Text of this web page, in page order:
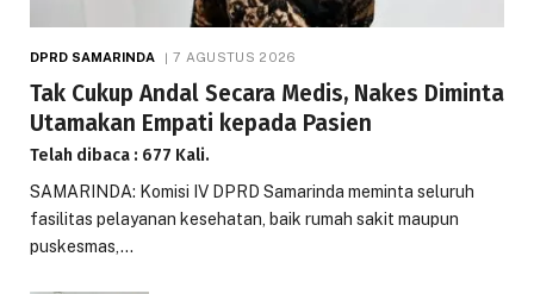
DPRD SAMARINDA 7 AGUSTUS 2026
Tak Cukup Andal Secara Medis, Nakes Diminta
Utamakan Empati kepada Pasien
Telah dibaca : 677 Kali.
SAMARINDA: Komisi IV DPRD Samarinda meminta seluruh
fasilitas pelayanan kesehatan, baik rumah sakit maupun
puskesmas,…